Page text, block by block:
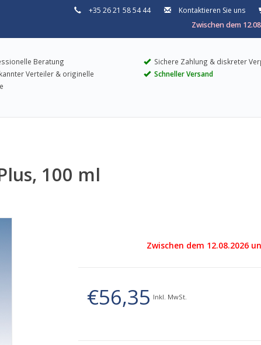
+35 26 21 58 54 44 Kontaktieren Sie uns
Zwischen dem
Beratung
Verteiler & originelle
Sichere Zahlung & diskreter
Schneller Versand
100 ml
Zwischen dem 12.08.2026
€56,35 Inkl. MwSt.